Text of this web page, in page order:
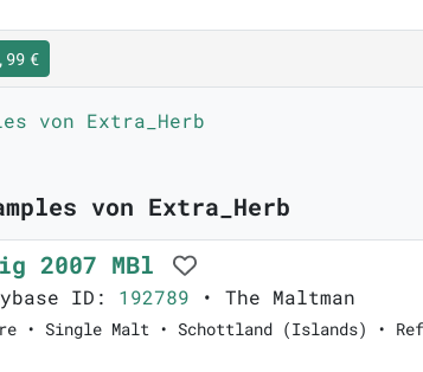
€
von Extra_Herb
von Extra_Herb
2007 MBl
ID: 192789 • The Maltman
• Single Malt • Schottland (Islands) •